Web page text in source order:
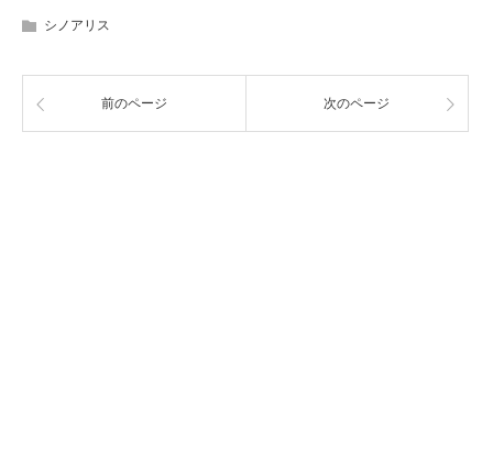
シノアリス
前のページ 次のページ